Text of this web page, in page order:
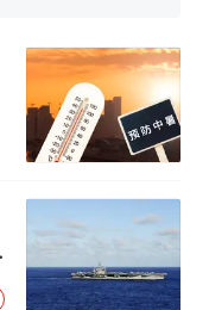
的考试，成绩
么？